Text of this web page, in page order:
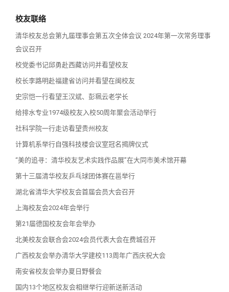
校友联络
清华校友总会第九届理事会第五次全体会议 2024年第一次常务理事
会议召开
校党委书记邱勇赴西藏访问并看望校友
校长李路明赴福建省访问并看望在闽校友
史宗恺一行看望王汉斌、彭珮云老学长
给排水专业1974级校友入校50周年聚会活动举行
社科学院一行走访看望贵州校友
计算机系举行自强科技楼会议室冠名揭牌仪式
“美的追寻：清华校友艺术实践作品展”在大同市美术馆开幕
第十三届清华校友乒乓球团体赛在邕举行
湖北省清华大学校友会首届会员大会召开
上海校友会2024年会举行
第21届德国校友会年会举办
北美校友会联合会2024会员代表大会在费城召开
广西校友会举办清华大学建校113周年广西庆祝大会
南安省校友会举办夏日野餐会
国内13个地区校友会相继举行迎新送新活动